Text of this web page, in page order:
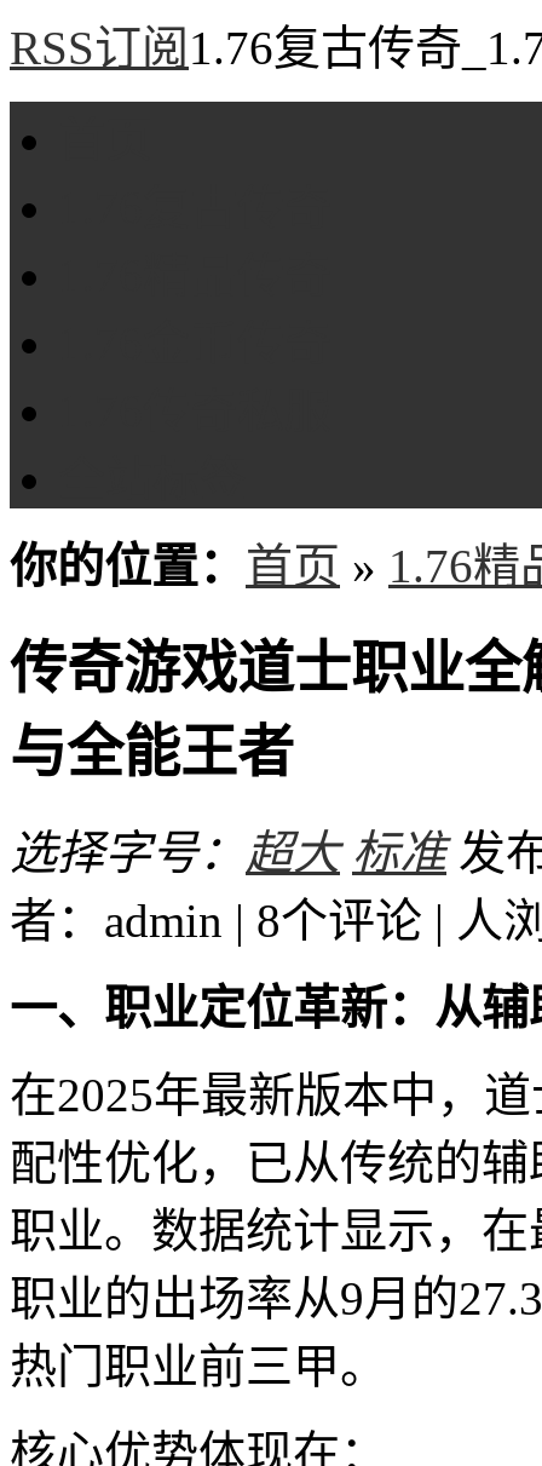
RSS订阅 1.76复古传奇
你的位置： 首页 » 1.76精
传奇游戏道士职业
与全能王者
选择字号： 超大 标准 发
者：admin | 8个评论 | 人
一、职业定位革新：从
在2025年最新版本中，
配性优化，已从传统的
职业。数据统计显示，
职业的出场率从9月的
热门职业前三甲。
核心优势体现在：